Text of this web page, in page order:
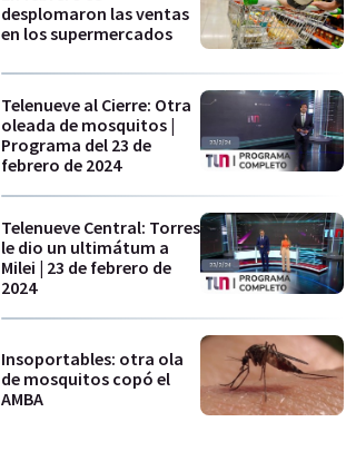
desplomaron las ventas
en los supermercados
Telenueve al Cierre: Otra
oleada de mosquitos |
Programa del 23 de
febrero de 2024
Telenueve Central: Torres
le dio un ultimátum a
Milei | 23 de febrero de
2024
Insoportables: otra ola
de mosquitos copó el
AMBA